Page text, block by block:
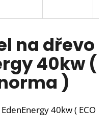
na dřevo
40kw (
norma )
40kw ( ECO